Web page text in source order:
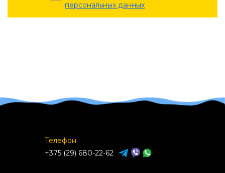
персональных данных
Телефон
+375 (29) 680-22-62